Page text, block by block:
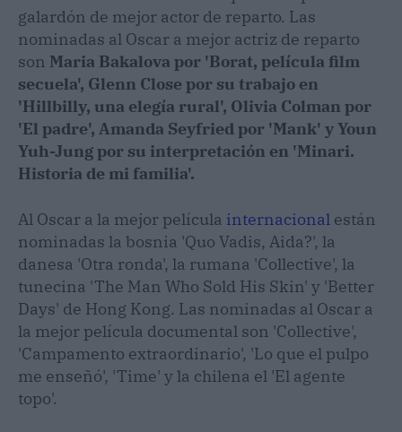
galardón de mejor actor de reparto. Las
nominadas al Oscar a mejor actriz de reparto
son Maria Bakalova por 'Borat, película film
secuela', Glenn Close por su trabajo en
'Hillbilly, una elegía rural', Olivia Colman por
'El padre', Amanda Seyfried por 'Mank' y Youn
Yuh-Jung por su interpretación en 'Minari.
Historia de mi familia'.
Al Oscar a la mejor película internacional están
nominadas la bosnia 'Quo Vadis, Aida?', la
danesa 'Otra ronda', la rumana 'Collective', la
tunecina 'The Man Who Sold His Skin' y 'Better
Days' de Hong Kong. Las nominadas al Oscar a
la mejor película documental son 'Collective',
'Campamento extraordinario', 'Lo que el pulpo
me enseñó', 'Time' y la chilena el 'El agente
topo'.